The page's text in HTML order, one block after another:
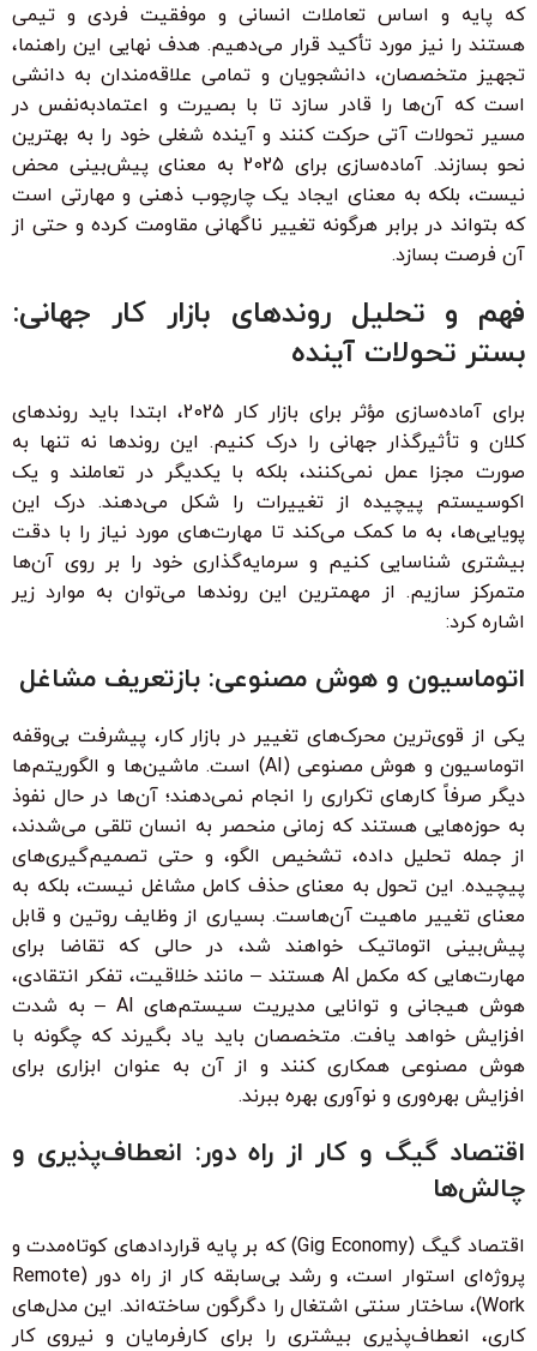
که پایه و اساس تعاملات انسانی و موفقیت فردی و تیمی
هستند را نیز مورد تأکید قرار می‌دهیم. هدف نهایی این راهنما،
تجهیز متخصصان، دانشجویان و تمامی علاقه‌مندان به دانشی
است که آن‌ها را قادر سازد تا با بصیرت و اعتمادبه‌نفس در
مسیر تحولات آتی حرکت کنند و آینده شغلی خود را به بهترین
نحو بسازند. آماده‌سازی برای 2025 به معنای پیش‌بینی محض
نیست، بلکه به معنای ایجاد یک چارچوب ذهنی و مهارتی است
که بتواند در برابر هرگونه تغییر ناگهانی مقاومت کرده و حتی از
آن فرصت بسازد.
فهم و تحلیل روندهای بازار کار جهانی:
بستر تحولات آینده
برای آماده‌سازی مؤثر برای بازار کار 2025، ابتدا باید روندهای
کلان و تأثیرگذار جهانی را درک کنیم. این روندها نه تنها به
صورت مجزا عمل نمی‌کنند، بلکه با یکدیگر در تعاملند و یک
اکوسیستم پیچیده از تغییرات را شکل می‌دهند. درک این
پویایی‌ها، به ما کمک می‌کند تا مهارت‌های مورد نیاز را با دقت
بیشتری شناسایی کنیم و سرمایه‌گذاری خود را بر روی آن‌ها
متمرکز سازیم. از مهمترین این روندها می‌توان به موارد زیر
اشاره کرد:
اتوماسیون و هوش مصنوعی: بازتعریف مشاغل
یکی از قوی‌ترین محرک‌های تغییر در بازار کار، پیشرفت بی‌وقفه
اتوماسیون و هوش مصنوعی (AI) است. ماشین‌ها و الگوریتم‌ها
دیگر صرفاً کارهای تکراری را انجام نمی‌دهند؛ آن‌ها در حال نفوذ
به حوزه‌هایی هستند که زمانی منحصر به انسان تلقی می‌شدند،
از جمله تحلیل داده، تشخیص الگو، و حتی تصمیم‌گیری‌های
پیچیده. این تحول به معنای حذف کامل مشاغل نیست، بلکه به
معنای تغییر ماهیت آن‌هاست. بسیاری از وظایف روتین و قابل
پیش‌بینی اتوماتیک خواهند شد، در حالی که تقاضا برای
مهارت‌هایی که مکمل AI هستند – مانند خلاقیت، تفکر انتقادی،
هوش هیجانی و توانایی مدیریت سیستم‌های AI – به شدت
افزایش خواهد یافت. متخصصان باید یاد بگیرند که چگونه با
هوش مصنوعی همکاری کنند و از آن به عنوان ابزاری برای
افزایش بهره‌وری و نوآوری بهره ببرند.
اقتصاد گیگ و کار از راه دور: انعطاف‌پذیری و
چالش‌ها
اقتصاد گیگ (Gig Economy) که بر پایه قراردادهای کوتاه‌مدت و
پروژه‌ای استوار است، و رشد بی‌سابقه کار از راه دور (Remote
Work)، ساختار سنتی اشتغال را دگرگون ساخته‌اند. این مدل‌های
کاری، انعطاف‌پذیری بیشتری را برای کارفرمایان و نیروی کار